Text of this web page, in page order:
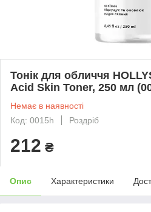
Тонік для обличчя
Acid Skin Toner, 250 мл
Немає в наявності
Код: 0015h
Роздріб
212 ₴
Опис Характеристики